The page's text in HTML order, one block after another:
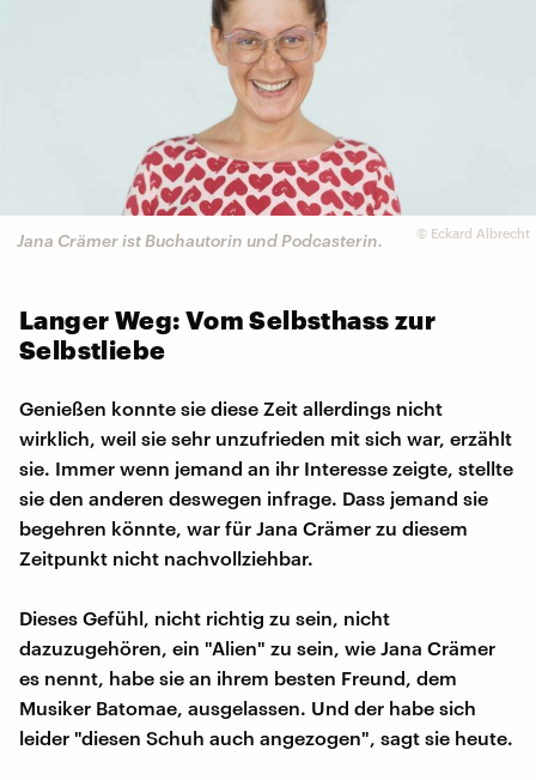
© Eckard Albrecht
Jana Crämer ist Buchautorin und Podcasterin.
Langer Weg: Vom Selbsthass zur
Selbstliebe
Genießen konnte sie diese Zeit allerdings nicht
wirklich, weil sie sehr unzufrieden mit sich war, erzählt
sie. Immer wenn jemand an ihr Interesse zeigte, stellte
sie den anderen deswegen infrage. Dass jemand sie
begehren könnte, war für Jana Crämer zu diesem
Zeitpunkt nicht nachvollziehbar.
Dieses Gefühl, nicht richtig zu sein, nicht
dazuzugehören, ein "Alien" zu sein, wie Jana Crämer
es nennt, habe sie an ihrem besten Freund, dem
Musiker Batomae, ausgelassen. Und der habe sich
leider "diesen Schuh auch angezogen", sagt sie heute.